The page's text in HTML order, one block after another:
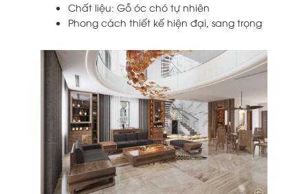
Chất liệu: Gỗ óc chó tự nhiên
Phong cách thiết kế hiện đại, sang trọng